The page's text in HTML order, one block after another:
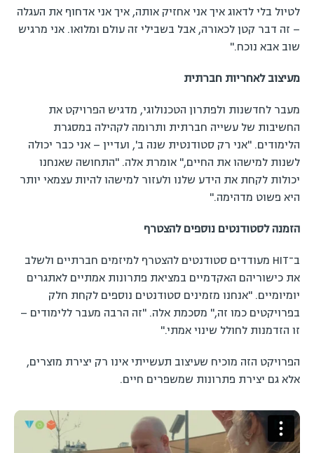
לטיול בלי לדאוג איך אני אחזיק אותה, איך אני אדחוף את העגלה
– זה דבר קטן לכאורה, אבל בשבילי זה עולם ומלואו. אני מרגיש
שוב אבא נוכח."
מעיצוב לאחריות חברתית
מעבר לחדשנות ולפתרון הטכנולוגי, מדגיש הפרויקט את
החשיבות של עשייה חברתית ותרומה לקהילה במסגרת
הלימודים. "אני רק סטודנטית שנה ב', ועדיין – אני כבר יכולה
לשנות למישהו את החיים," אומרת אלה. "התחושה שאנחנו
יכולות לקחת את הידע שלנו ולעזור למישהו להיות עצמאי יותר
היא פשוט מדהימה."
הזמנה לסטודנטים נוספים להצטרף
ב־HIT מעודדים סטודנטים להצטרף למיזמים חברתיים ולשלב
את כישוריהם האקדמיים במציאת פתרונות אמתיים לאתגרים
יומיומיים. "אנחנו מזמינים סטודנטים נוספים לקחת חלק
בפרויקטים כמו זה," מסכמת אלה. "זה הרבה מעבר ללימודים –
זו הזדמנות לחולל שינוי אמתי."
הפרויקט הזה מוכיח שעיצוב תעשייתי אינו רק יצירת מוצרים,
אלא גם יצירת פתרונות שמשפרים חיים.